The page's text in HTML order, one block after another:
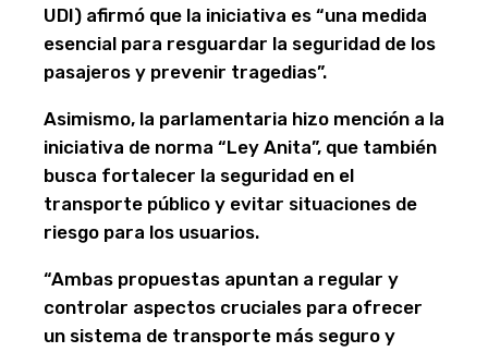
UDI) afirmó que la iniciativa es “una medida
esencial para resguardar la seguridad de los
pasajeros y prevenir tragedias”.
Asimismo, la parlamentaria hizo mención a la
iniciativa de norma “Ley Anita”, que también
busca fortalecer la seguridad en el
transporte público y evitar situaciones de
riesgo para los usuarios.
“Ambas propuestas apuntan a regular y
controlar aspectos cruciales para ofrecer
un sistema de transporte más seguro y